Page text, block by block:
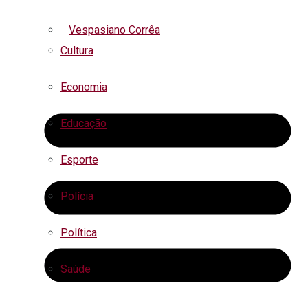
Vespasiano Corrêa
Cultura
Economia
Educação
Esporte
Polícia
Política
Saúde